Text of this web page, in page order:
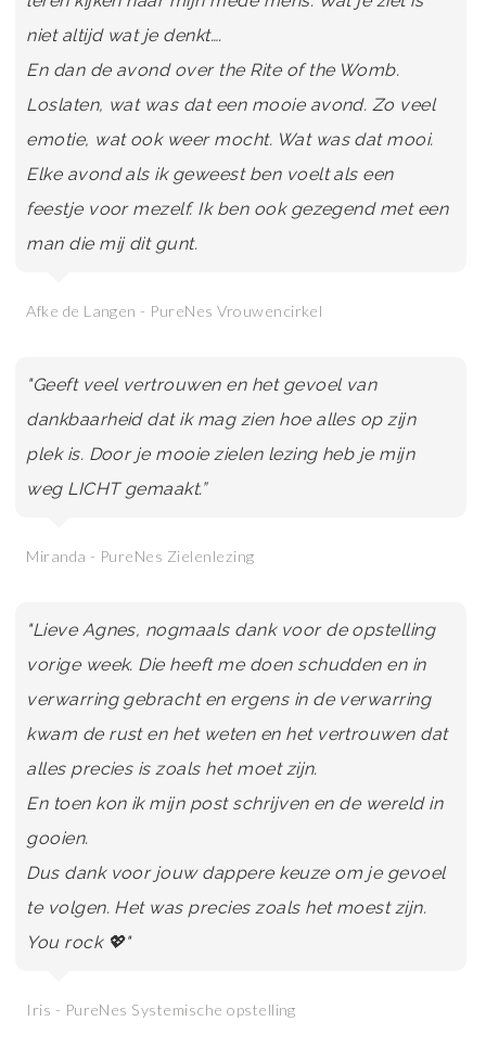
niet altijd wat je denkt….
En dan de avond over the Rite of the Womb.
Loslaten, wat was dat een mooie avond. Zo veel
emotie, wat ook weer mocht. Wat was dat mooi.
Elke avond als ik geweest ben voelt als een
feestje voor mezelf. Ik ben ook gezegend met een
man die mij dit gunt.
Afke de Langen - PureNes Vrouwencirkel
"Geeft veel vertrouwen en het gevoel van
dankbaarheid dat ik mag zien hoe alles op zijn
plek is. Door je mooie zielen lezing heb je mijn
weg LICHT gemaakt.”
Miranda - PureNes Zielenlezing
"Lieve Agnes, nogmaals dank voor de opstelling
vorige week. Die heeft me doen schudden en in
verwarring gebracht en ergens in de verwarring
kwam de rust en het weten en het vertrouwen dat
alles precies is zoals het moet zijn.
En toen kon ik mijn post schrijven en de wereld in
gooien.
Dus dank voor jouw dappere keuze om je gevoel
te volgen. Het was precies zoals het moest zijn.
You rock 💖"
Iris - PureNes Systemische opstelling